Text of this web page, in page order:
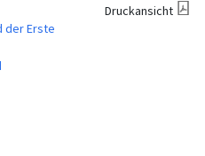
der Erste
Druckansicht